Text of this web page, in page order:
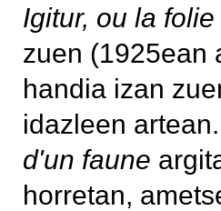
Igitur, ou la
zuen (1925ean
handia izan
idazleen
d'un faune
horretan,